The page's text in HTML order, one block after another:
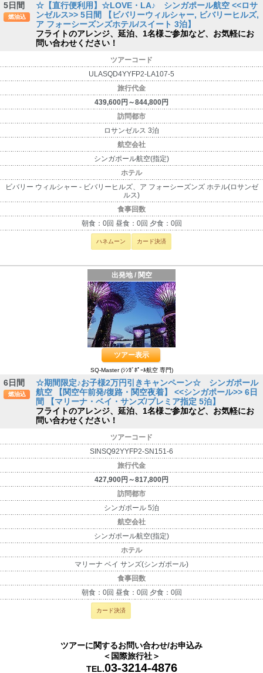
5日間
燃油込
☆【直行便利用】☆LOVE・LA♪ シンガポール航空 <<ロサ
ンゼルス>> 5日間 【ビバリーウィルシャー, ビバリーヒルズ,
ア フォーシーズンズホテル/スイート 3泊】
フライトのアレンジ、延泊、1名様ご参加など、お気軽にお
問い合わせください！
ツアーコード
ULASQD4YYFP2-LA107-5
旅行代金
439,600円～844,800円
訪問都市
ロサンゼルス 3泊
航空会社
シンガポール航空(指定)
ホテル
ビバリー ウィルシャー - ビバリーヒルズ、ア フォーシーズンズ ホテル(ロサンゼ
ルス)
食事回数
朝食：0回 昼食：0回 夕食：0回
ハネムーン カード決済
出発地 / 関空
ツアー表示
SQ-Master (ｼﾝｶﾞﾎﾟｰﾙ航空 専門)
6日間
燃油込
☆期間限定♪お子様2万円引きキャンペーン☆ シンガポール
航空 【関空午前発/復路・関空夜着】 <<シンガポール>> 6日
間 【マリーナ・ベイ・サンズ/プレミア指定 5泊】
フライトのアレンジ、延泊、1名様ご参加など、お気軽にお
問い合わせください！
ツアーコード
SINSQ92YYFP2-SN151-6
旅行代金
427,900円～817,800円
訪問都市
シンガポール 5泊
航空会社
シンガポール航空(指定)
ホテル
マリーナ ベイ サンズ(シンガポール)
食事回数
朝食：0回 昼食：0回 夕食：0回
カード決済
ツアーに関するお問い合わせ/お申込み
＜国際旅行社＞
TEL.03-3214-4876